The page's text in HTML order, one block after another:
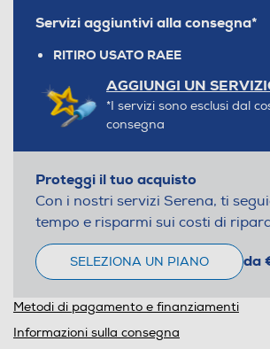
Servizi aggiuntivi alla consegna*
RITIRO USATO RAEE
AGGIUNGI UN
*I servizi sono esclusi dal
consegna
Proteggi il tuo acquisto
Con i nostri servizi Serena, ti
tempo e risparmi sui costi di
SELEZIONA UN PIANO da
Metodi di pagamento e finanziamenti
Informazioni sulla consegna